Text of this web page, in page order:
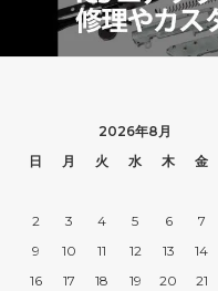
2026年8月
日
月 火 水 木 金
2
3 4 5 6 7
9
10 11 12 13 14
16
17 18 19 20 21